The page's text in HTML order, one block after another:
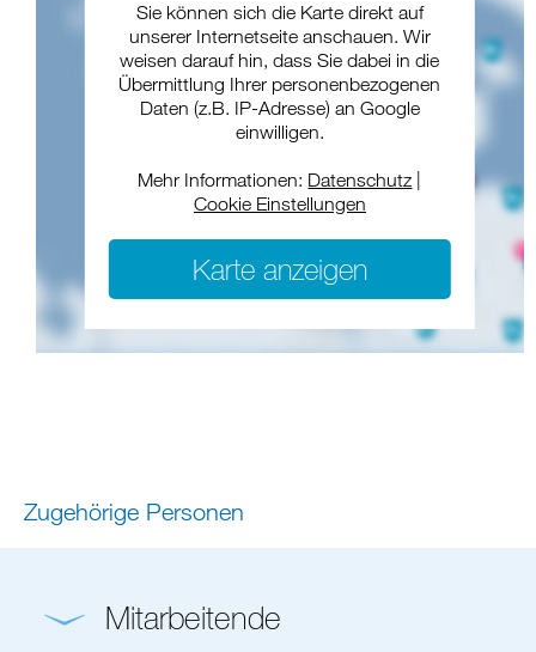
Sie können sich die Karte direkt auf
unserer Internetseite anschauen. Wir
weisen darauf hin, dass Sie dabei in die
Übermittlung Ihrer personenbezogenen
Daten (z.B. IP-Adresse) an Google
einwilligen.
Mehr Informationen: Datenschutz
Cookie Einstellungen
Karte anzeigen
Zugehörige Personen
Mitarbeitende